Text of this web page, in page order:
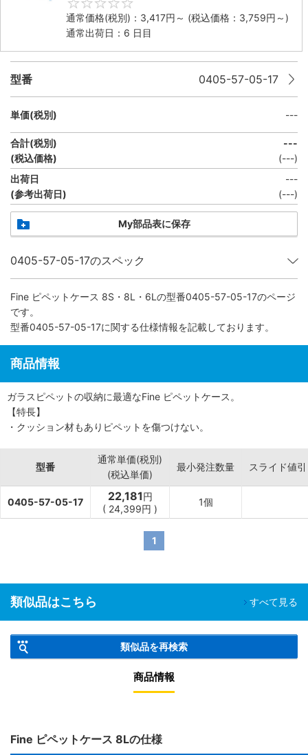
通常価格(税別)： 3,417円 ～ (税込価格： 3,759円 ～)
通常出荷日：6 日目
型番 0405-57-05-17
単価(税別) ---
合計(税別)
(税込価格)
---
(---)
出荷日
(参考出荷日)
---
(---)
My部品表に保存
0405-57-05-17のスペック
Fine ピペットケース 8S・8L・6L の型番0405-57-05-17のページ
です。
型番0405-57-05-17に関する仕様情報を記載しております。
商品情報
ガラスピペットの収納に最適なFine ピペットケース。
【特長】
・クッション材もありピペットを傷つけない。
型番
通常単価(税別)
(税込単価)
最小発注数量 スライド値引
0405-57-05-17 22,181円
( 24,399円 )
1個
1
類似品はこちら すべて見る
類似品を再検索
商品情報
Fine ピペットケース 8Lの仕様